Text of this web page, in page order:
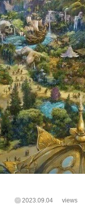
2023.09.04 views